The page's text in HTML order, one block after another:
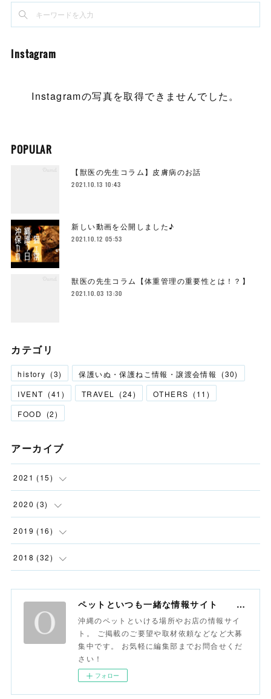
Instagram
Instagramの写真を取得できませんでした。
POPULAR
【獣医の先生コラム】皮膚病のお話
2021.10.13 10:43
新しい動画を公開しました♪
2021.10.12 05:53
獣医の先生コラム【体重管理の重要性とは！？】
2021.10.03 13:30
カテゴリ
history (3) 保護いぬ・保護ねこ情報・譲渡会情報 (30)
IVENT (41 ) TRAVEL (24) OTHERS (11 )
FOOD
(2)
アーカイブ
2021 (15)
(6
(9)
2020 (3)
(1)
(1)
2019 (16)
(2)
2018 (32)
(6)
ペットといつも一緒な情報サイト おさんぽ沖縄
沖縄のペットといける場所やお店の情報サイ
ト。 ご掲載のご要望や取材依頼などなど大募
集中です。 お気軽に編集部までお問合せくだ
さい！
フォロー